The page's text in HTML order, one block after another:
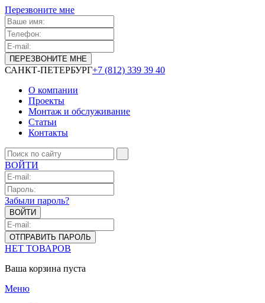
Перезвоните мне
САНКТ-ПЕТЕРБУРГ+7 (812) 339 39 40
О компании
Проекты
Монтаж и обслуживание
Статьи
Контакты
ВОЙТИ
Забыли пароль?
НЕТ ТОВАРОВ
Ваша корзина пуста
Меню